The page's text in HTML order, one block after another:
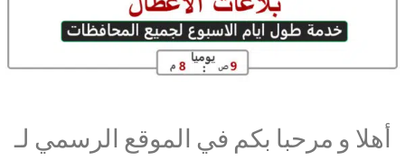
أهلا و مرحبا بكم في الموقع الرسمي لـ